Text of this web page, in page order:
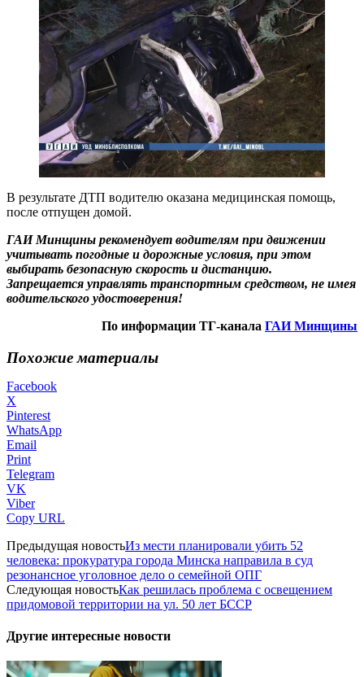
В результате ДТП водителю оказана медицинская помощь,
после отпущен домой.
ГАИ Минщины рекомендует водителям при движении
учитывать погодные и дорожные условия, при этом
выбирать безопасную скорость и дистанцию.
Запрещается управлять транспортным средством, не имея
водительского удостоверения!
По информации ТГ-канала ГАИ Минщины
Похожие материалы
Facebook
X
Pinterest
WhatsApp
Email
Print
Telegram
VK
Viber
Copy URL
Предыдущая новостьИз мести планировали убить 52
человека: прокуратура города Минска направила в суд
резонансное уголовное дело о семейной ОПГ
Следующая новостьКак решилась проблема с освещением
придомовой территории на ул. 50 лет БССР
Другие интересные новости